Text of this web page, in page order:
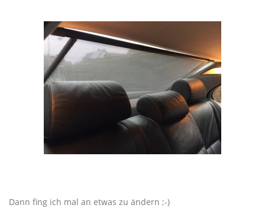
Dann fing ich mal an etwas zu ändern ;-)